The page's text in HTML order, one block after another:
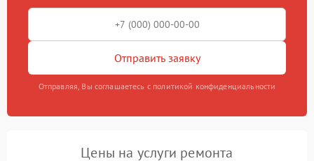
Отправить заявку
Отправляя, Вы соглашаетесь с политикой конфиденциальности
Цены на услуги ремонта